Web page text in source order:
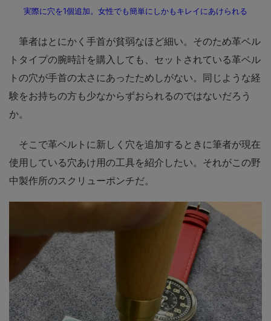
実際に穴を1個追加。女性でも簡単にしかもキレイにあけられる
筆者はとにかく手首が貧弱なほど細い。そのため革ベル
トタイプの腕時計を購入しても、セットされている革ベル
トの穴が手首の太さにあったためしがない。同じような経
験をお持ちの方も少なからずおられるのではないだろう
か。
そこで革ベルトに新しく穴を追加するときに筆者が現在
使用している穴あけ用の工具を紹介したい。それがこの野
中製作所のスクリューポンチだ。